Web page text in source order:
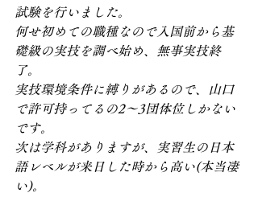
試験を行いました。
何せ初めての職種なので入国前から基
礎級の実技を調べ始め、無事実技終
了。
実技環境条件に縛りがあるので、山口
で許可持ってるの2～3団体位しかない
です。
次は学科がありますが、実習生の日本
語レベルが来日した時から高い(本当凄
い)。